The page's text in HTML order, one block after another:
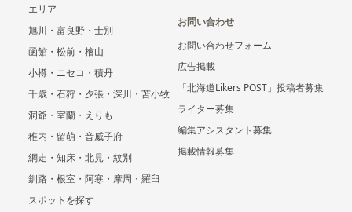
エリア
旭川・富良野・士別
函館・松前・檜山
小樽・ニセコ・積丹
千歳・石狩・夕張・深川・苫小牧
洞爺・室蘭・えりも
稚内・留萌・音威子府
網走・知床・北見・紋別
釧路・根室・阿寒・摩周・羅臼
スポットを探す
お問い合わせ
お問い合わせフォーム
広告掲載
「北海道Likers POST」投稿者募集
ライター募集
編集アシスタント募集
掲載情報募集